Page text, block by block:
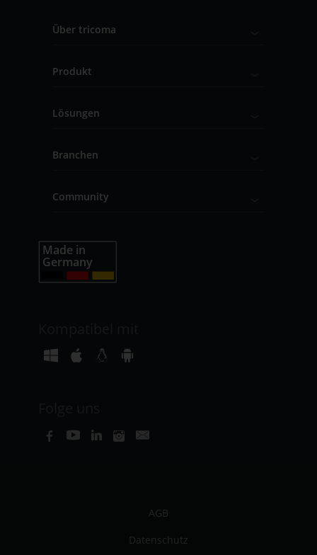
Über tricoma
Produkt
Lösungen
Branchen
Community
AGB
Datenschutz